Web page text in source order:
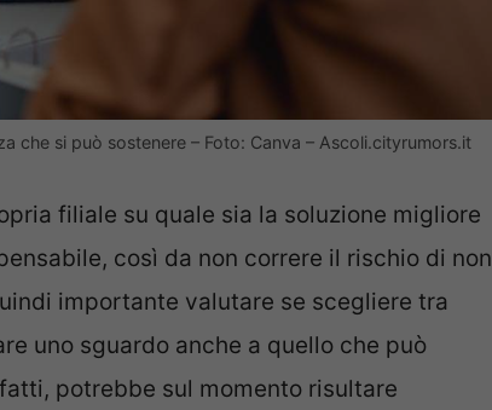
che si può sostenere – Foto: Canva – Ascoli.cityrumors.it
filiale su quale sia la soluzione migliore
così da non correre il rischio di non
importante valutare se scegliere tra
uno sguardo anche a quello che può
potrebbe sul momento risultare